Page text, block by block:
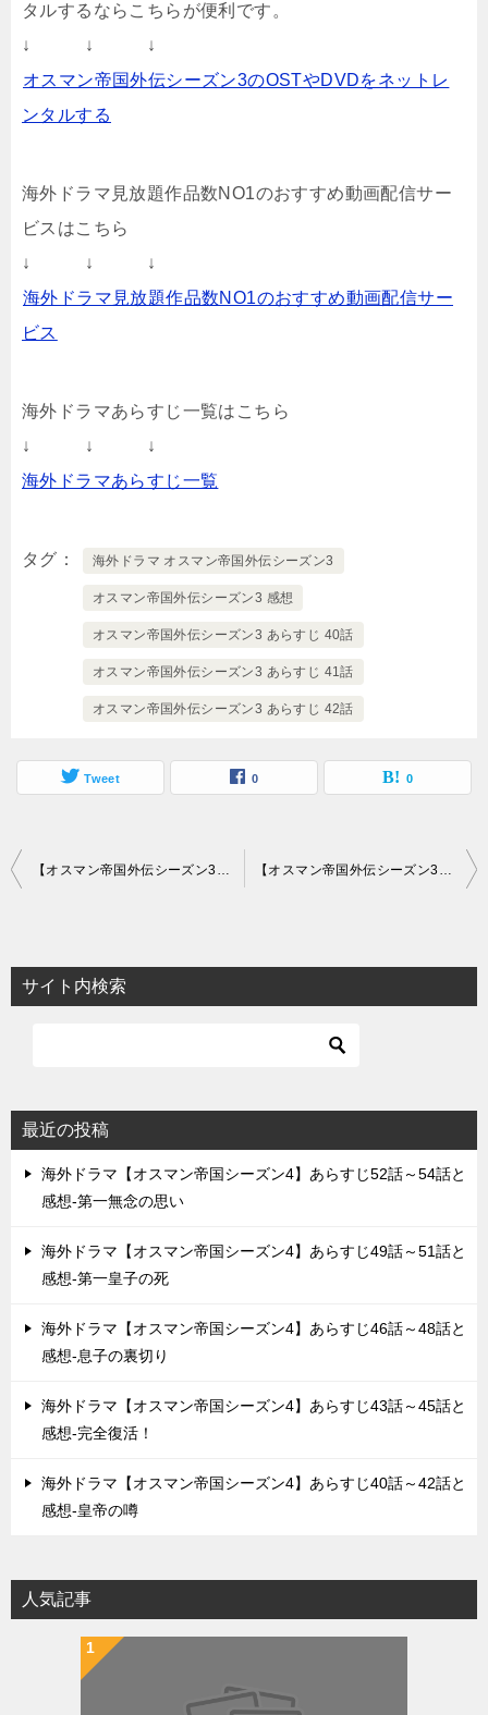
タルするならこちらが便利です。
↓ ↓ ↓
オスマン帝国外伝シーズン3のOSTやDVDをネットレ
ンタルする
海外ドラマ見放題作品数NO1のおすすめ動画配信サー
ビスはこちら
↓ ↓ ↓
海外ドラマ見放題作品数NO1のおすすめ動画配信サー
ビス
海外ドラマあらすじ一覧はこちら
↓ ↓ ↓
海外ドラマあらすじ一覧
タグ 海外ドラマ オスマン帝国外伝シーズン3
オスマン帝国外伝シーズン3 感想
オスマン帝国外伝シーズン3 あらすじ 40話
オスマン帝国外伝シーズン3 あらすじ 41話
オスマン帝国外伝シーズン3 あらすじ 42話
Tweet 0 0
投
ビ
ゲ
ョ
ン
【オスマン帝国外伝シーズン3】あらすじ37話～39話と感想-皇子の命 【オスマン帝国外伝シーズン3】あらすじ43話～45話と感想-突然の別れ
サイト内検索
最近の投稿
海外ドラマ【オスマン帝国シーズン4】あらすじ52話～54話と
感想-第一無念の思い
海外ドラマ【オスマン帝国シーズン4】あらすじ49話～51話と
感想-第一皇子の死
海外ドラマ【オスマン帝国シーズン4】あらすじ46話～48話と
感想-息子の裏切り
海外ドラマ【オスマン帝国シーズン4】あらすじ43話～45話と
感想-完全復活！
海外ドラマ【オスマン帝国シーズン4】あらすじ40話～42話と
感想-皇帝の噂
人気記事